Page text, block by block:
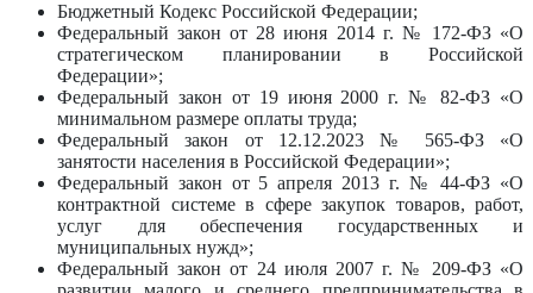
Бюджетный Кодекс Российской Федерации;
Федеральный закон от 28 июня 2014 г. № 172-ФЗ «О
стратегическом планировании в Российской
Федерации»;
Федеральный закон от 19 июня 2000 г. № 82-ФЗ «О
минимальном размере оплаты труда;
Федеральный закон от 12.12.2023 № 565-ФЗ «О
занятости населения в Российской Федерации»;
Федеральный закон от 5 апреля 2013 г. № 44-ФЗ «О
контрактной системе в сфере закупок товаров, работ,
услуг для обеспечения государственных и
муниципальных нужд»;
Федеральный закон от 24 июля 2007 г. № 209-ФЗ «О